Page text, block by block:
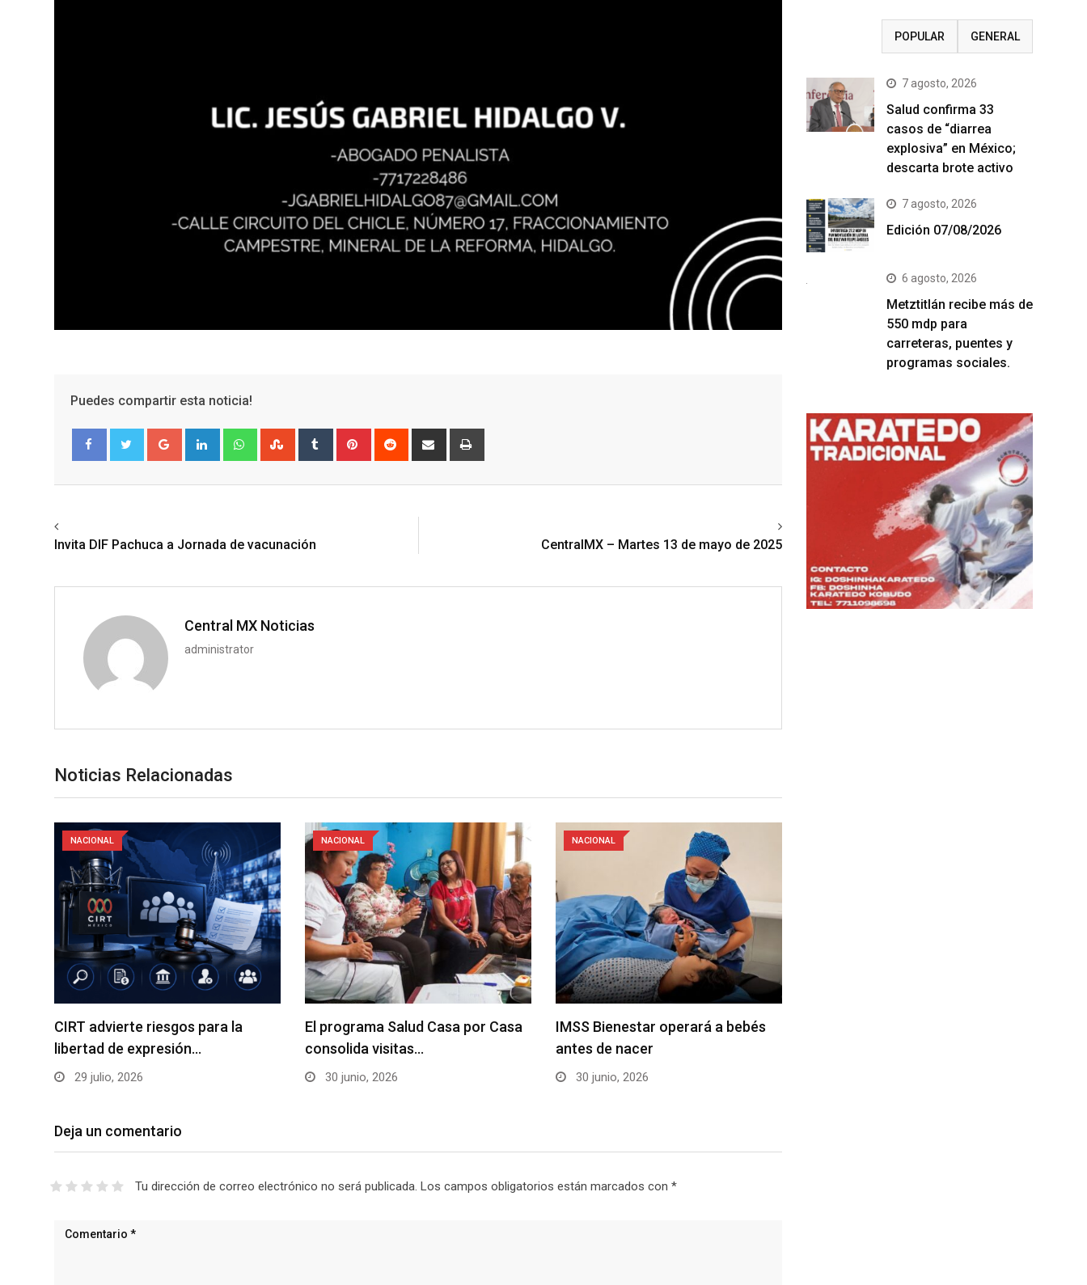
Puedes compartir esta noticia!
Google+ LinkedIn WhatsappStumbleUpon
Tumblr Pinterest Reddit
Share
Invita DIF Pachuca a Jornada de vacunación CentralMX – Martes 13 de mayo de 2025
Central MX Noticias
administrator
Noticias Relacionadas
NACIONAL
CIRT advierte riesgos para la
libertad de expresión…
29 julio, 2026
NACIONAL
El programa Salud Casa por Casa
consolida visitas…
30 junio, 2026
NACIONAL
IMSS Bienestar operará a bebés
antes de nacer
30 junio, 2026
Deja un comentario
Tu dirección de correo electrónico no será publicada. Los campos obligatorios están marcados con *
POPULAR GENERAL
7 agosto, 2026
Salud confirma 33
casos de “diarrea
explosiva” en México;
descarta brote activo
7 agosto, 2026
Edición 07/08/2026
6 agosto, 2026
Metztitlán recibe más de
550 mdp para
carreteras, puentes y
programas sociales.